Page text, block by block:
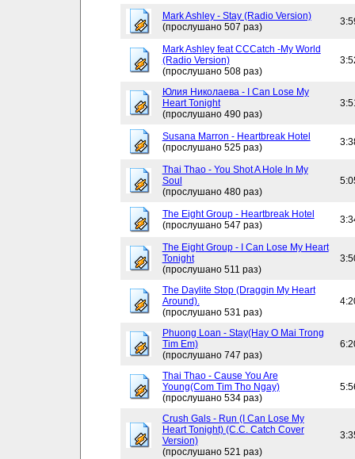
Mark Ashley - Stay (Radio Version)
(прослушано 507 раз)
Mark Ashley feat CCCatch -My World
(Radio Version)
(прослушано 508 раз)
Юлия Николаева - I Can Lose My
Heart Tonight
(прослушано 490 раз)
Susana Marron - Heartbreak Hotel
(прослушано 525 раз)
Thai Thao - You Shot A Hole In My
Soul
(прослушано 480 раз)
The Eight Group - Heartbreak Hotel
(прослушано 547 раз)
The Eight Group - I Can Lose My Heart
Tonight
(прослушано 511 раз)
The Daylite Stop (Draggin My Heart
Around).
(прослушано 531 раз)
Phuong Loan - Stay(Hay O Mai Trong
Tim Em)
(прослушано 747 раз)
Thai Thao - Cause You Are
Young(Com Tim Tho Ngay)
(прослушано 534 раз)
Crush Gals - Run (I Can Lose My
Heart Tonight) (C.C. Catch Cover
Version)
(прослушано 521 раз)